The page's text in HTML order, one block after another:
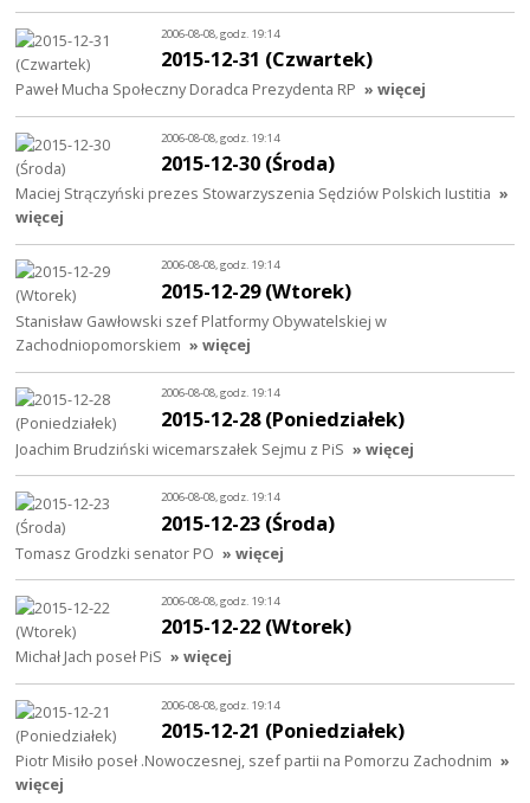
2006-08-08, godz. 19:14
2015-12-31 (Czwartek)
Paweł Mucha Społeczny Doradca Prezydenta RP » więcej
2006-08-08, godz. 19:14
2015-12-30 (Środa)
Maciej Strączyński prezes Stowarzyszenia Sędziów Polskich Iustitia »
więcej
2006-08-08, godz. 19:14
2015-12-29 (Wtorek)
Stanisław Gawłowski szef Platformy Obywatelskiej w
Zachodniopomorskiem » więcej
2006-08-08, godz. 19:14
2015-12-28 (Poniedziałek)
Joachim Brudziński wicemarszałek Sejmu z PiS » więcej
2006-08-08, godz. 19:14
2015-12-23 (Środa)
Tomasz Grodzki senator PO » więcej
2006-08-08, godz. 19:14
2015-12-22 (Wtorek)
Michał Jach poseł PiS » więcej
2006-08-08, godz. 19:14
2015-12-21 (Poniedziałek)
Piotr Misiło poseł .Nowoczesnej, szef partii na Pomorzu Zachodnim »
więcej